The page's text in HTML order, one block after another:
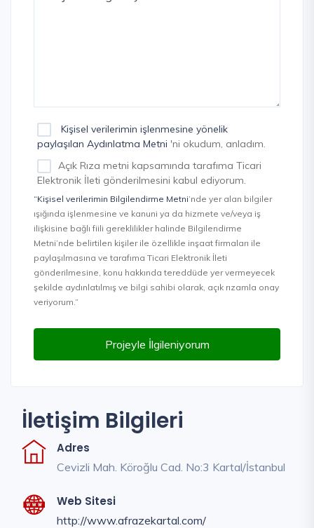
Kişisel verilerimin işlenmesine yönelik
paylaşılan Aydınlatma Metni 'ni okudum, anladım.
Açık Rıza metni kapsamında tarafıma Ticari
Elektronik İleti gönderilmesini kabul ediyorum.
“Kişisel verilerimin Bilgilendirme Metni’nde yer alan bilgiler
ışığında işlenmesine ve kanuni ya da hizmete ve/veya iş
ilişkisine bağlı fiili gereklilikler halinde Bilgilendirme
Metni’nde belirtilen kişiler ile özellikle inşaat firmaları ile
paylaşılmasına ve tarafıma Ticari Elektronik İleti
gönderilmesine, konu hakkında tereddüde yer vermeyecek
şekilde aydınlatılmış ve bilgi sahibi olarak, açık rızamla onay
veriyorum.”
Projeyle İlgileniyorum
İletişim Bilgileri
Adres
Cevizli Mah. Köroğlu Cad. No:3 Kartal/İstanbul
Web Sitesi
http://www.afrazekartal.com/